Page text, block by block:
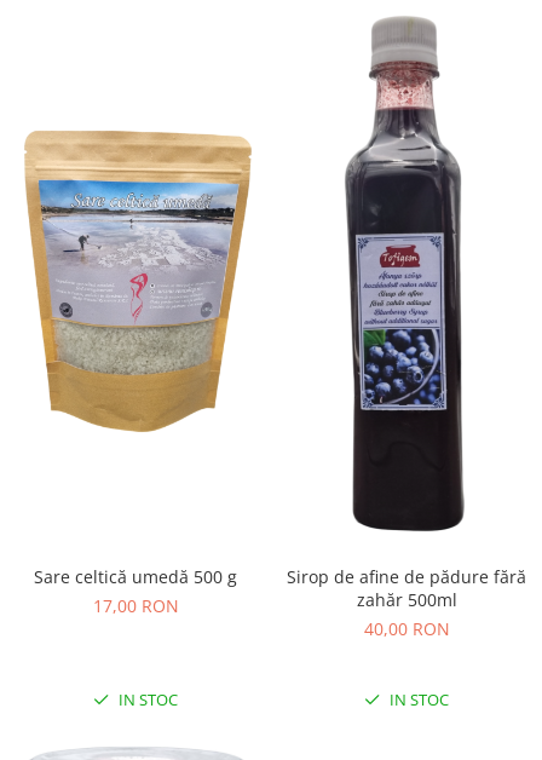
Sare celtică umedă 500 g
17,00 RON
IN STOC
Sirop de afine de pădure fără
zahăr 500ml
40,00 RON
IN STOC